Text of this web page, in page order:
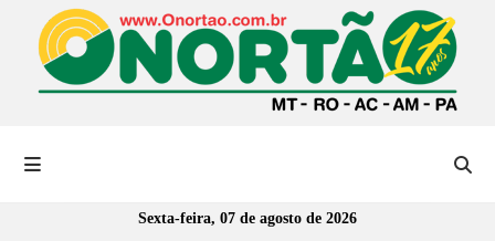
Sexta-feira, 07 de agosto de 2026